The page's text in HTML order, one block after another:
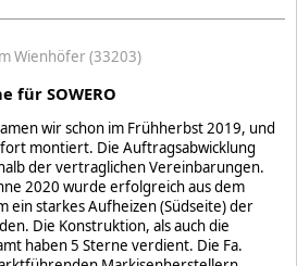
Wienhöfer (33203)
für SOWERO
wir schon im Frühherbst 2019, und
montiert. Die Auftragsabwicklung
der vertraglichen Vereinbarungen.
2020 wurde erfolgreich aus dem
ein starkes Aufheizen (Südseite) der
Die Konstruktion, als auch die
haben 5 Sterne verdient. Die Fa.